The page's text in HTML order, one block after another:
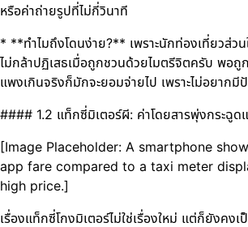
หรือค่าถ่ายรูปที่ไม่กี่วินาที
* **ทำไมถึงโดนง่าย?** เพราะนักท่องเที่ยวส่วน
ไม่กล้าปฏิเสธเมื่อถูกชวนด้วยไมตรีจิตครับ พอถูก
แพงเกินจริงก็มักจะยอมจ่ายไป เพราะไม่อยากมี
#### 1.2 แท็กซี่มิเตอร์ผี: ค่าโดยสารพุ่งกระฉูด
[Image Placeholder: A smartphone
app fare compared to a taxi meter
high price.]
เรื่องแท็กซี่โกงมิเตอร์ไม่ใช่เรื่องใหม่ แต่ก็ยังค